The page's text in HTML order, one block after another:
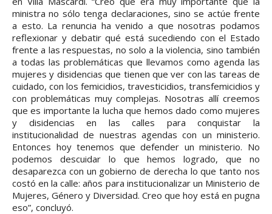
ministra no sólo tenga declaraciones, sino se actúe frente
a esto. La renuncia ha venido a que nosotras podamos
reflexionar y debatir qué está sucediendo con el Estado
frente a las respuestas, no solo a la violencia, sino también
a todas las problemáticas que llevamos como agenda las
mujeres y disidencias que tienen que ver con las tareas de
cuidado, con los femicidios, travesticidios, transfemicidios y
con problemáticas muy complejas. Nosotras allí creemos
que es importante la lucha que hemos dado como mujeres
y disidencias en las calles para conquistar la
institucionalidad de nuestras agendas con un ministerio.
Entonces hoy tenemos que defender un ministerio. No
podemos descuidar lo que hemos logrado, que no
desaparezca con un gobierno de derecha lo que tanto nos
costó en la calle: años para institucionalizar un Ministerio de
Mujeres, Género y Diversidad. Creo que hoy está en pugna
eso”, concluyó.